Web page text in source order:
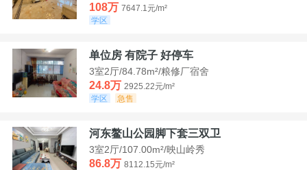
108万 7647.1元/m²
学区
单位房 有院子 好停车
3室2厅/84.78m²/粮修厂宿舍
24.8万 2925.22元/m²
学区
急售
河东鳌山公园脚下套三双卫
3室2厅/107.00m²/映山岭秀
86.8万 8112.15元/m²